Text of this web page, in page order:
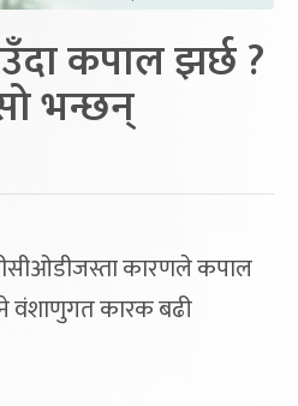
कपाल झर्छ ?
भन्छन्
कारणले कपाल
वंशाणुगत कारक बढी